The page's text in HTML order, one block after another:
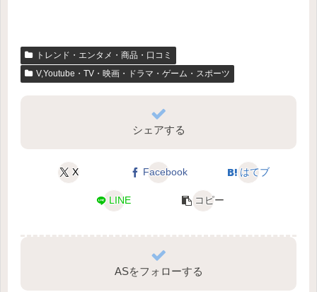
トレンド・エンタメ・商品・口コミ
V,Youtube・TV・映画・ドラマ・ゲーム・スポーツ
シェアする
X Facebook はてブ
LINE コピー
ASをフォローする